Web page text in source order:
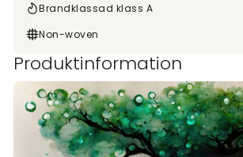
Brandklassad klass A
Non-woven
Produktinformation